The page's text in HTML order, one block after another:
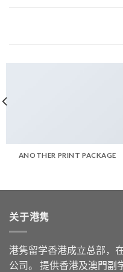
ANOTHER PRINT PACKAGE
关于港隽
港隽留学⾹港成⽴总部，
公司。 提供⾹港及澳⾨副